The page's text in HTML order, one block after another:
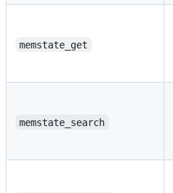
memstate_get
memstate_search